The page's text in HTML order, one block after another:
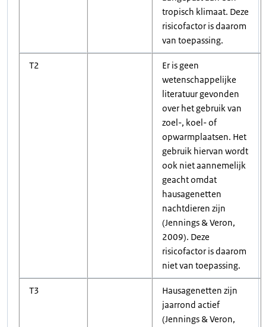
tropisch klimaat. Deze
risicofactor is daarom
van toepassing.
T2
Er is geen
wetenschappelijke
literatuur gevonden
over het gebruik van
zoel-, koel- of
opwarmplaatsen. Het
gebruik hiervan wordt
ook niet aannemelijk
geacht omdat
hausagenetten
nachtdieren zijn
(Jennings & Veron,
2009). Deze
risicofactor is daarom
niet van toepassing.
T3
Hausagenetten zijn
jaarrond actief
(Jennings & Veron,